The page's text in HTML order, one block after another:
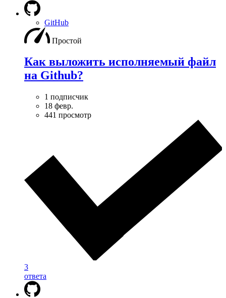
GitHub
Простой
Как выложить исполняемый файл
на Github?
1 подписчик
18 февр.
441 просмотр
3
ответа